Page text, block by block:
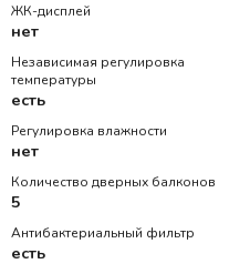
ЖК-дисплей
нет
Независимая регулировка
температуры
есть
Регулировка влажности
нет
Количество дверных балконов
5
Антибактериальный фильтр
есть